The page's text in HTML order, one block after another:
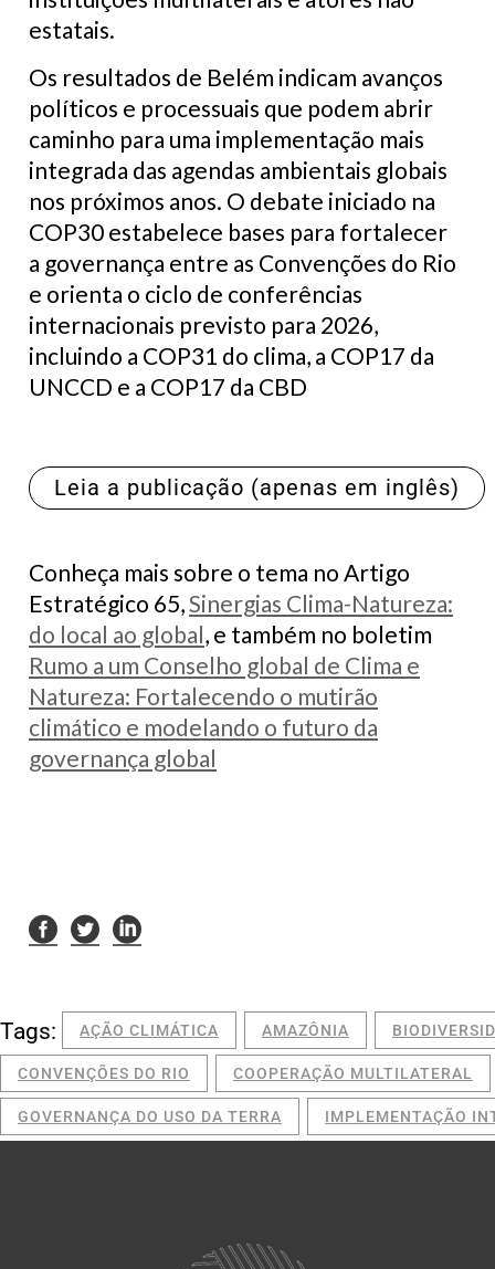
estatais.
Os resultados de Belém indicam avanços
políticos e processuais que podem abrir
caminho para uma implementação mais
integrada das agendas ambientais globais
nos próximos anos. O debate iniciado na
COP30 estabelece bases para fortalecer
a governança entre as Convenções do Rio
e orienta o ciclo de conferências
internacionais previsto para 2026,
incluindo a COP31 do clima, a COP17 da
UNCCD e a COP17 da CBD
Leia a publicação (apenas em inglês)
Conheça mais sobre o tema no Artigo
Estratégico 65,Sinergias Clima-Natureza:
do local ao global, e também no boletim
Rumo a um Conselho global de Clima e
Natureza: Fortalecendo o mutirão
climático e modelando o futuro da
governança global
Tags: AÇÃO CLIMÁTICA AMAZÔNIA
CONVENÇÕES DO RIO COOPERAÇÃO MULTILATERAL
GOVERNANÇA DO USO DA TERRA IMPLEMENTAÇÃO